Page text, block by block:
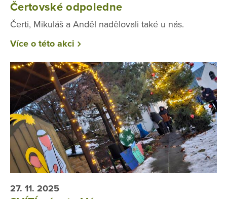
Čertovské odpoledne
Čerti, Mikuláš a Anděl nadělovali také u nás.
Více o této akci
27. 11. 2025